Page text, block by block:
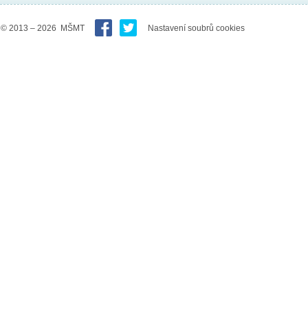
© 2013 – 2026 MŠMT Nastavení soubrů cookies